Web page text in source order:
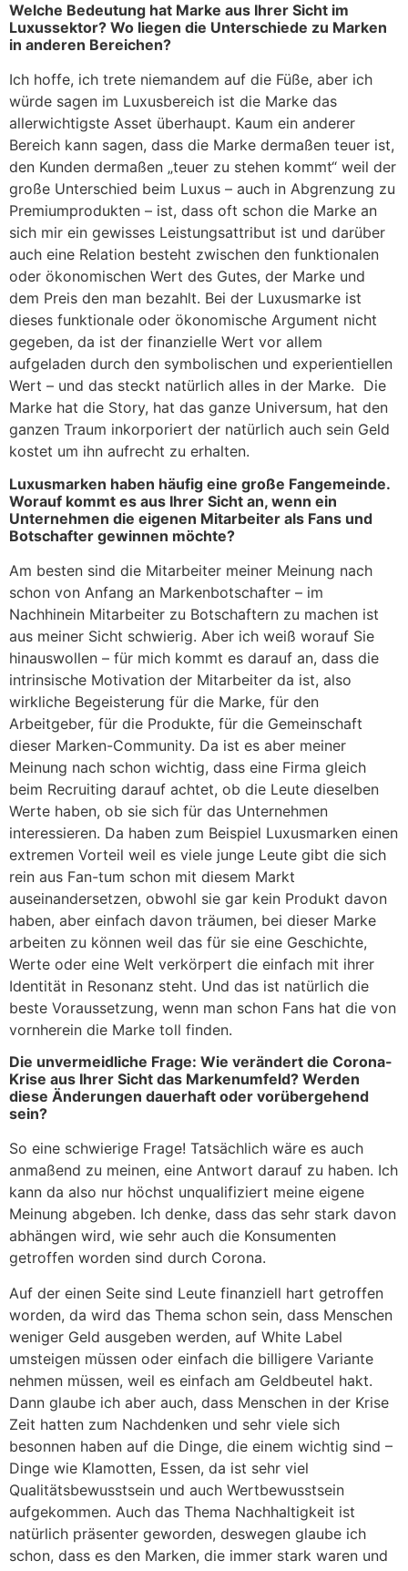
Welche Bedeutung hat Marke aus Ihrer Sicht im
Luxussektor? Wo liegen die Unterschiede zu Marken
in anderen Bereichen?
Ich hoffe, ich trete niemandem auf die Füße, aber ich
würde sagen im Luxusbereich ist die Marke das
allerwichtigste Asset überhaupt. Kaum ein anderer
Bereich kann sagen, dass die Marke dermaßen teuer ist,
den Kunden dermaßen „teuer zu stehen kommt“ weil der
große Unterschied beim Luxus – auch in Abgrenzung zu
Premiumprodukten – ist, dass oft schon die Marke an
sich mir ein gewisses Leistungsattribut ist und darüber
auch eine Relation besteht zwischen den funktionalen
oder ökonomischen Wert des Gutes, der Marke und
dem Preis den man bezahlt. Bei der Luxusmarke ist
dieses funktionale oder ökonomische Argument nicht
gegeben, da ist der finanzielle Wert vor allem
aufgeladen durch den symbolischen und experientiellen
Wert – und das steckt natürlich alles in der Marke. Die
Marke hat die Story, hat das ganze Universum, hat den
ganzen Traum inkorporiert der natürlich auch sein Geld
kostet um ihn aufrecht zu erhalten.
Luxusmarken haben häufig eine große Fangemeinde.
Worauf kommt es aus Ihrer Sicht an, wenn ein
Unternehmen die eigenen Mitarbeiter als Fans und
Botschafter gewinnen möchte?
Am besten sind die Mitarbeiter meiner Meinung nach
schon von Anfang an Markenbotschafter – im
Nachhinein Mitarbeiter zu Botschaftern zu machen ist
aus meiner Sicht schwierig. Aber ich weiß worauf Sie
hinauswollen – für mich kommt es darauf an, dass die
intrinsische Motivation der Mitarbeiter da ist, also
wirkliche Begeisterung für die Marke, für den
Arbeitgeber, für die Produkte, für die Gemeinschaft
dieser Marken-Community. Da ist es aber meiner
Meinung nach schon wichtig, dass eine Firma gleich
beim Recruiting darauf achtet, ob die Leute dieselben
Werte haben, ob sie sich für das Unternehmen
interessieren. Da haben zum Beispiel Luxusmarken einen
extremen Vorteil weil es viele junge Leute gibt die sich
rein aus Fan-tum schon mit diesem Markt
auseinandersetzen, obwohl sie gar kein Produkt davon
haben, aber einfach davon träumen, bei dieser Marke
arbeiten zu können weil das für sie eine Geschichte,
Werte oder eine Welt verkörpert die einfach mit ihrer
Identität in Resonanz steht. Und das ist natürlich die
beste Voraussetzung, wenn man schon Fans hat die von
vornherein die Marke toll finden.
Die unvermeidliche Frage: Wie verändert die Corona-
Krise aus Ihrer Sicht das Markenumfeld? Werden
diese Änderungen dauerhaft oder vorübergehend
sein?
So eine schwierige Frage! Tatsächlich wäre es auch
anmaßend zu meinen, eine Antwort darauf zu haben. Ich
kann da also nur höchst unqualifiziert meine eigene
Meinung abgeben. Ich denke, dass das sehr stark davon
abhängen wird, wie sehr auch die Konsumenten
getroffen worden sind durch Corona.
Auf der einen Seite sind Leute finanziell hart getroffen
worden, da wird das Thema schon sein, dass Menschen
weniger Geld ausgeben werden, auf White Label
umsteigen müssen oder einfach die billigere Variante
nehmen müssen, weil es einfach am Geldbeutel hakt.
Dann glaube ich aber auch, dass Menschen in der Krise
Zeit hatten zum Nachdenken und sehr viele sich
besonnen haben auf die Dinge, die einem wichtig sind –
Dinge wie Klamotten, Essen, da ist sehr viel
Qualitätsbewusstsein und auch Wertbewusstsein
aufgekommen. Auch das Thema Nachhaltigkeit ist
natürlich präsenter geworden, deswegen glaube ich
schon, dass es den Marken, die immer stark waren und